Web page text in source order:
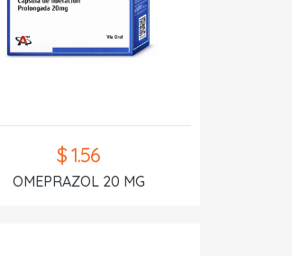
$ 1.56
OMEPRAZOL 20 MG